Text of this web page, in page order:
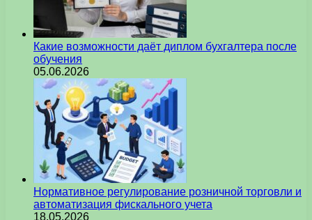
Какие возможности даёт диплом бухгалтера после
обучения
05.06.2026
Нормативное регулирование розничной торговли и
автоматизация фискального учета
18.05.2026